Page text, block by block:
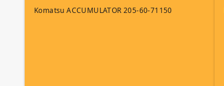
Komatsu ACCUMULATOR 205-60-71150